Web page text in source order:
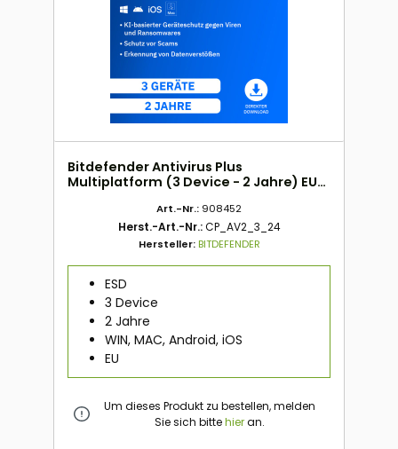
Bitdefender Antivirus Plus
Multiplatform (3 Device - 2 Jahre) EU
Art.-Nr.: 908452
Herst.-Art.-Nr.:CP_AV2_3_24
Hersteller:BITDEFENDER
ESD
3 Device
2 Jahre
WIN, MAC, Android, iOS
EU
Um dieses Produkt zu bestellen, melden
Sie sich bittehieran.